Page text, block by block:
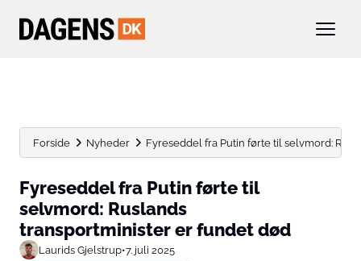
Forside Nyheder Fyreseddel fra Putin førte til selvmord:
Fyreseddel fra Putin førte til
selvmord: Ruslands
transportminister er fundet død
Laurids Gjelstrup•7. juli 2025